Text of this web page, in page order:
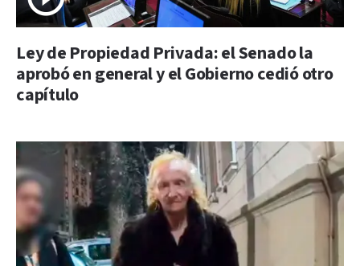
Ley de Propiedad Privada: el Senado la
aprobó en general y el Gobierno cedió otro
capítulo